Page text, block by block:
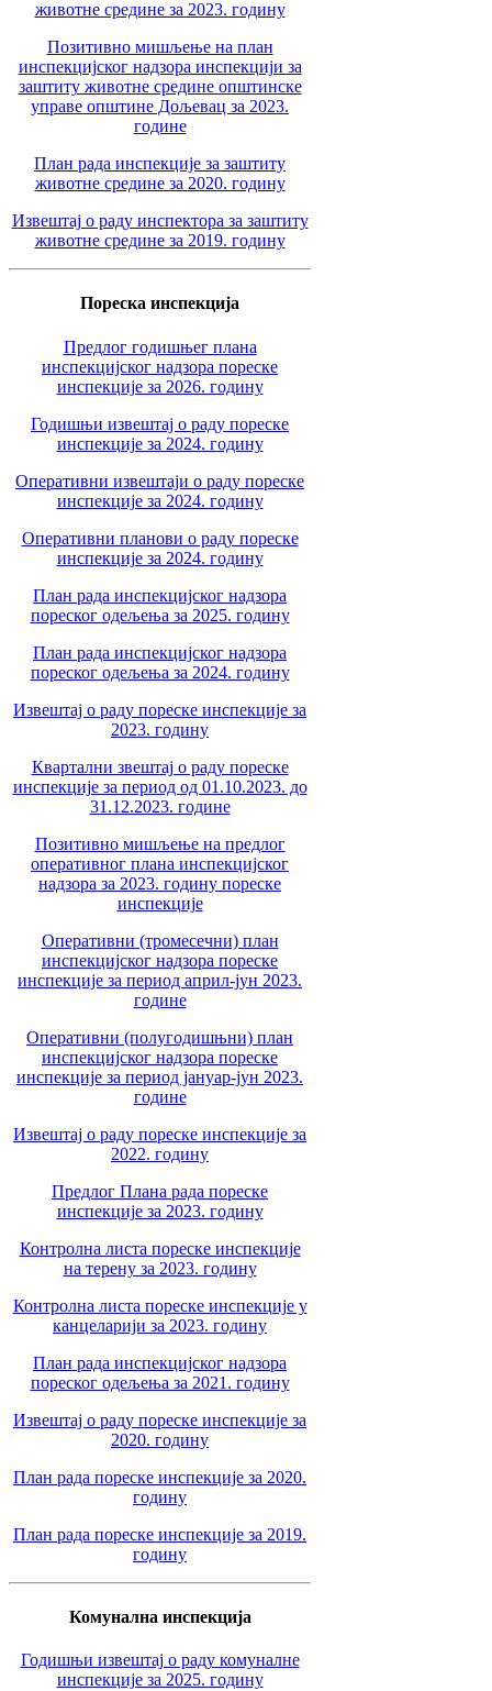
животне средине за 2023. годину
Позитивно мишљење на план
инспекцијског надзора инспекцији за
заштиту животне средине општинске
управе општине Дољевац за 2023.
године
План рада инспекције за заштиту
животне средине за 2020. годину
Извештај о раду инспектора за заштиту
животне средине за 2019. годину
Пореска инспекција
Предлог годишњег плана
инспекцијског надзора пореске
инспекције за 2026. годину
Годишњи извештај о раду пореске
инспекције за 2024. годину
Оперативни извештаји о раду пореске
инспекције за 2024. годину
Оперативни планови о раду пореске
инспекције за 2024. годину
План рада инспекцијског надзора
пореског одељења за 2025. годину
План рада инспекцијског надзора
пореског одељења за 2024. годину
Извештај о раду пореске инспекције за
2023. годину
Квартални звештај о раду пореске
инспекције за период од 01.10.2023. до
31.12.2023. године
Позитивно мишљење на предлог
оперативног плана инспекцијског
надзора за 2023. годину пореске
инспекције
Оперативни (тромесечни) план
инспекцијског надзора пореске
инспекције за период април-јун 2023.
године
Оперативни (полугодишњни) план
инспекцијског надзора пореске
инспекције за период јануар-јун 2023.
године
Извештај о раду пореске инспекције за
2022. годину
Предлог Плана рада пореске
инспекције за 2023. годину
Контролна листа пореске инспекције
на терену за 2023. годину
Контролна листа пореске инспекције у
канцеларији за 2023. годину
План рада инспекцијског надзора
пореског одељења за 2021. годину
Извештај о раду пореске инспекције за
2020. годину
План рада пореске инспекције за 2020.
годину
План рада пореске инспекције за 2019.
годину
Комунална инспекција
Годишњи извештај о раду комуналне
инспекције за 2025. годину